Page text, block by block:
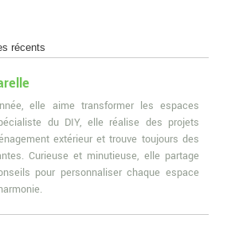
récents
elle aime transformer les espaces
du DIY, elle réalise des projets
extérieur et trouve toujours des
Curieuse et minutieuse, elle partage
pour personnaliser chaque espace